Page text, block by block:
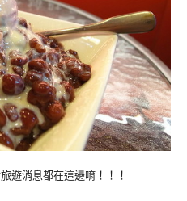
旅遊消息都在這邊唷！！！